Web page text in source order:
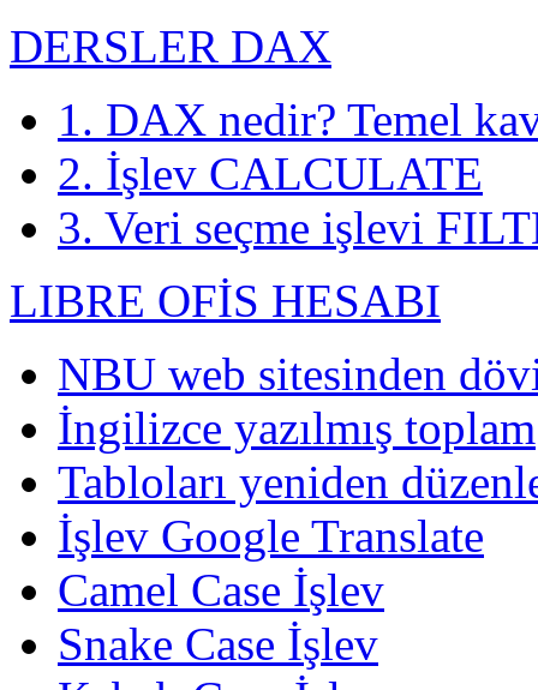
DERSLER DAX
1. DAX nedir? Temel
2. İşlev CALCULATE
3. Veri seçme işlevi
LIBRE OFİS HESABI
NBU web sitesinden
İngilizce yazılmış toplam
Tabloları yeniden
İşlev Google Translate
Camel Case İşlev
Snake Case İşlev